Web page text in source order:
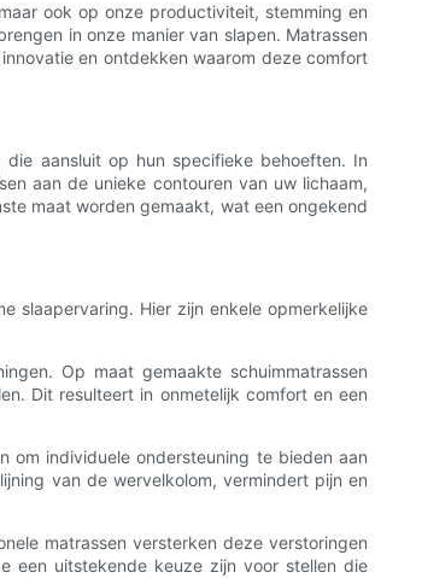
ook op onze productiviteit, stemming en
in onze manier van slapen. Matrassen
en ontdekken waarom deze comfort
aansluit op hun specifieke behoeften. In
aan de unieke contouren van uw lichaam,
maat worden gemaakt, wat een ongekend
slaapervaring. Hier zijn enkele opmerkelijke
Op maat gemaakte schuimmatrassen
Dit resulteert in onmetelijk comfort en een
om individuele ondersteuning te bieden aan
van de wervelkolom, vermindert pijn en
matrassen versterken deze verstoringen
een uitstekende keuze zijn voor stellen die